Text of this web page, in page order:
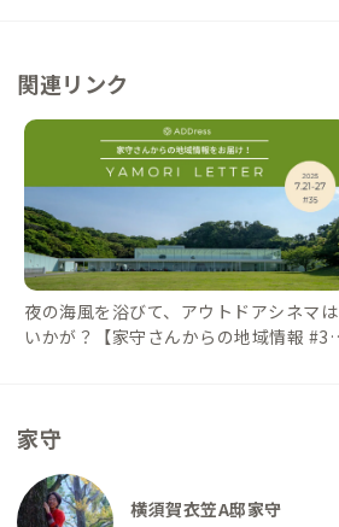
関連リンク
夜の海風を浴びて、アウトドアシネマは
いかが？【家守さんからの地域情報 #3
家守
横須賀衣笠A邸家守